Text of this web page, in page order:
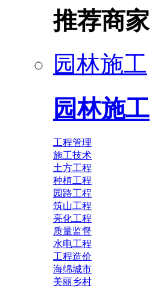
推荐商家
园林施工
园林施工
工程管理
施工技术
土方工程
种植工程
园路工程
筑山工程
亮化工程
质量监督
水电工程
工程造价
海绵城市
美丽乡村